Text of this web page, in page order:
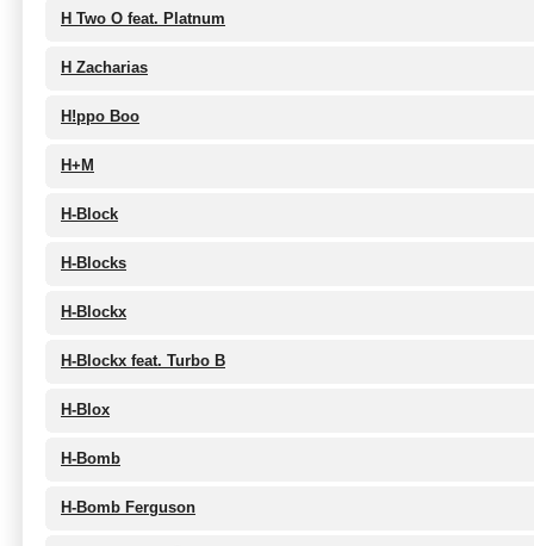
H Two O feat. Platnum
H Zacharias
H!ppo Boo
H+M
H-Block
H-Blocks
H-Blockx
H-Blockx feat. Turbo B
H-Blox
H-Bomb
H-Bomb Ferguson